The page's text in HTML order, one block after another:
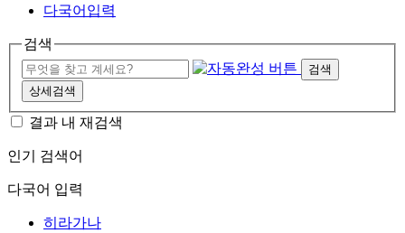
다국어입력
검색
검색
상세검색
결과 내 재검색
인기 검색어
다국어 입력
히라가나